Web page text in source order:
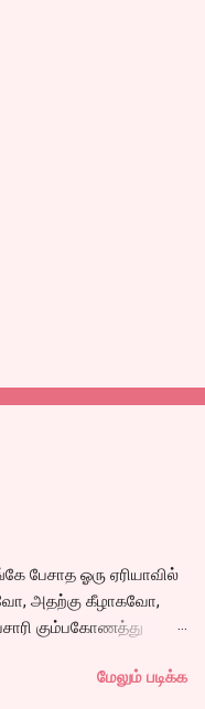
பேசாத ஓரு ஏரியாவில்
அதற்கு கீழாகவோ,
கும்பகோணத்து
வாழ்கை எப்படிமேலும் படிக்க